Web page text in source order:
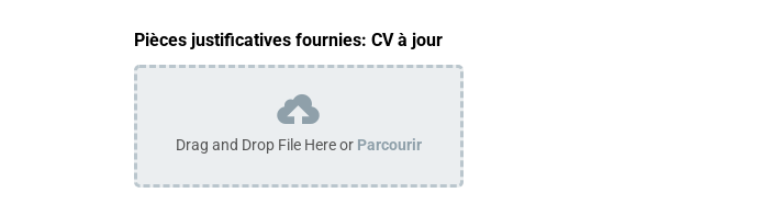
Pièces justificatives fournies: CV à jour
Drag and Drop File Here or Parcourir